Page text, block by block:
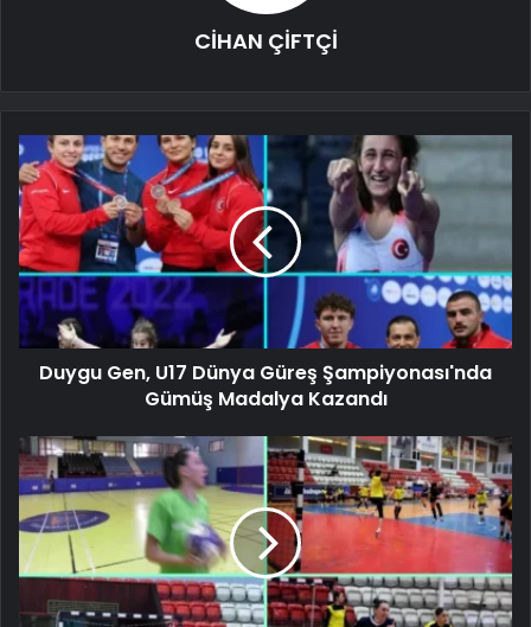
CİHAN ÇİFTÇİ
Duygu Gen, U17 Dünya Güreş Şampiyonası'nda
Gümüş Madalya Kazandı